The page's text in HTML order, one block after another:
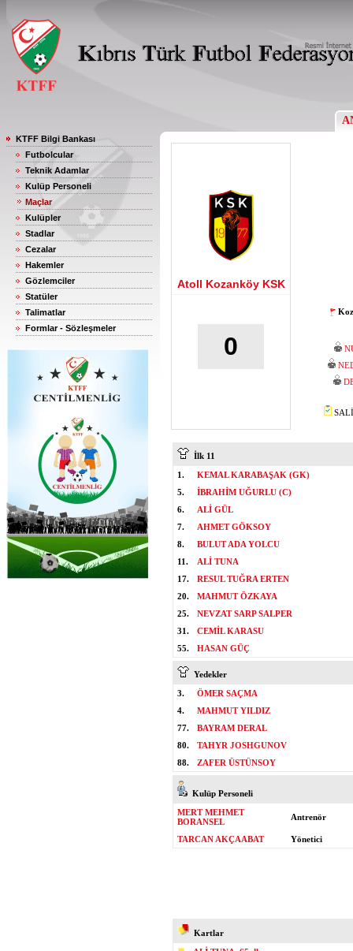
KTFF Bilgi Bankası
Futbolcular
Teknik Adamlar
Kulüp Personeli
Maçlar
Kulüpler
Stadlar
Cezalar
Hakemler
Gözlemciler
Statüler
Talimatlar
Formlar - Sözleşmeler
Atoll Kozanköy KSK
0
İlk 11
1.
KEMAL KARABAŞAK (GK)
5.
İBRAHİM UĞURLU (C)
6.
ALİ GÜL
7.
AHMET GÖKSOY
8.
BULUT ADA YOLCU
11.
ALİ TUNA
17.
RESUL TUĞRA ERTEN
20.
MAHMUT ÖZKAYA
25.
NEVZAT SARP SALPER
31.
CEMİL KARASU
55.
HASAN GÜÇ
Yedekler
3.
ÖMER SAÇMA
4.
MAHMUT YILDIZ
77.
BAYRAM DERAL
80.
TAHYR JOSHGUNOV
88.
ZAFER ÜSTÜNSOY
Kulüp Personeli
MERT MEHMET
BORANSEL
Antrenör
TARCAN AKÇAABAT Yönetici
Kartlar